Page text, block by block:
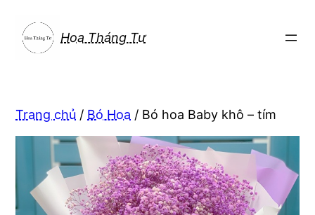
phần
Hoa Tháng Tư
Trang chủ / Bó Hoa / Bó hoa Baby khô – tím